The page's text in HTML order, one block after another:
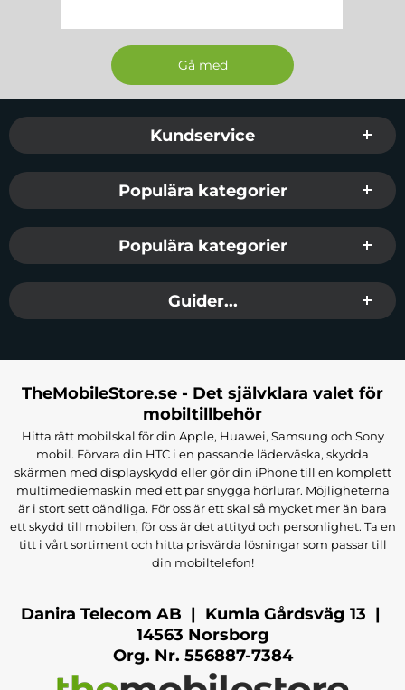
Sidfot Blandad info och länkar
Kundservice
Populära kategorier
Populära kategorier
Guider...
TheMobileStore.se - Det självklara valet för
mobiltillbehör
Hitta rätt mobilskal för din Apple, Huawei, Samsung och Sony
mobil. Förvara din HTC i en passande läderväska, skydda
skärmen med displayskydd eller gör din iPhone till en komplett
multimediemaskin med ett par snygga hörlurar. Möjligheterna
är i stort sett oändliga. För oss är ett skal så mycket mer än bara
ett skydd till mobilen, för oss är det attityd och personlighet. Ta en
titt i vårt sortiment och hitta prisvärda lösningar som passar till
din mobiltelefon!
Danira Telecom AB | Kumla Gårdsväg 13 |
14563 Norsborg
Org. Nr. 556887-7384